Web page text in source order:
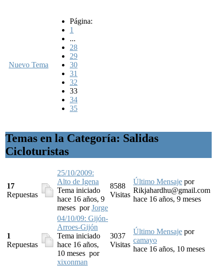
Nuevo Tema
Página:
1
...
28
29
30
31
32
33
34
35
Temas en la Categoría: Salidas
Cicloturistas
17
Repuestas
25/10/2009:
Alto de Igena
Tema iniciado
hace 16 años, 9
meses porJorge
8588
Visitas
Último Mensaje por
Rikjahardhu@gmail.com
hace 16 años, 9 meses
1
Repuestas
04/10/09: Gijón-
Arroes-Gijón
Tema iniciado
hace 16 años,
10 meses por
xixonman
3037
Visitas
Último Mensaje por
camayo
hace 16 años, 10 meses